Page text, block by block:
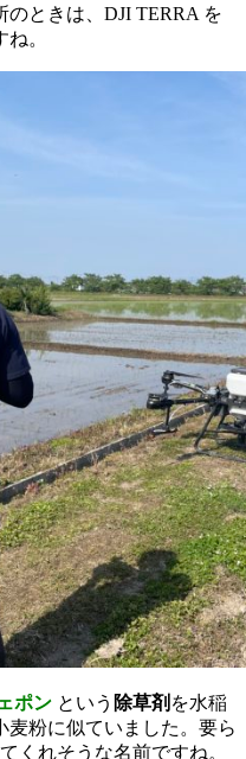
ときは、DJI TERRA を
。
ポン という 除草剤 を水稲
麦粉に似ていました。要ら
くれそうな名前ですね。